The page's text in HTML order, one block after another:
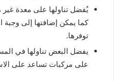
يُفضل تناولها على معدة
كما يمكن إضافتها إلى وجبة
توفرها.
يفضل البعض تناولها في
على مركبات تساعد على